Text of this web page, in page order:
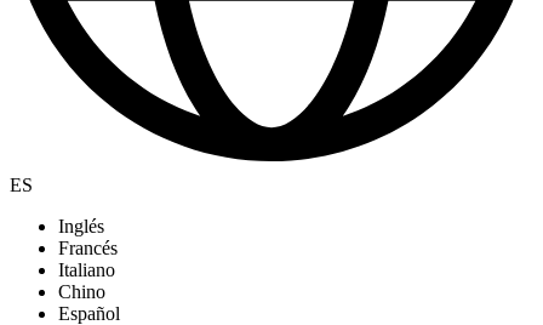
ES
Inglés
Francés
Italiano
Chino
Español